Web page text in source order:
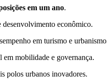
em um ano.
desenvolvimento econômico.
em turismo e
em mobilidade e governança.
polos urbanos inovadores.